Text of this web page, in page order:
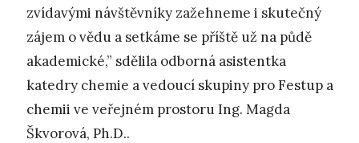
zvídavými návštěvníky zažehneme i skutečný
zájem o vědu a setkáme se příště už na půdě
akademické,” sdělila odborná asistentka
katedry chemie a vedoucí skupiny pro Festup a
chemii ve veřejném prostoru Ing. Magda
Škvorová, Ph.D..